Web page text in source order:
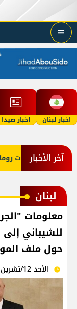
اخبار لبنان اخبار صيدا
آخر الأخبار
في مفاوضات روما...
لبنان
معلومات
للشيباني إلى
حول ملف
الأحد 12/تشرين الأول/2025 - 06:57 ص